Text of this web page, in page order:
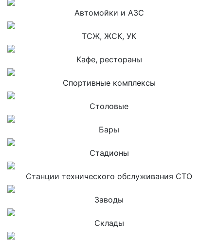
Автомойки и АЗС
ТСЖ, ЖСК, УК
Кафе, рестораны
Спортивные комплексы
Столовые
Бары
Стадионы
Станции технического обслуживания СТО
Заводы
Склады